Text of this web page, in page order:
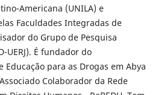
Americana (UNILA) e
Faculdades Integradas de
do Grupo de Pesquisa
UERJ). É fundador do
Educação para as Drogas em Abya
Colaborador da Rede